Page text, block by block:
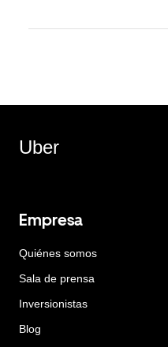
Uber
Empresa
Quiénes somos
Sala de prensa
Inversionistas
Blog